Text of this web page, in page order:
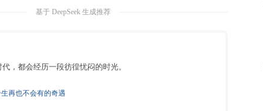
基于 DeepSeek 生成推荐
，都会经历一段彷徨忧闷的时光。
再也不会有的奇遇